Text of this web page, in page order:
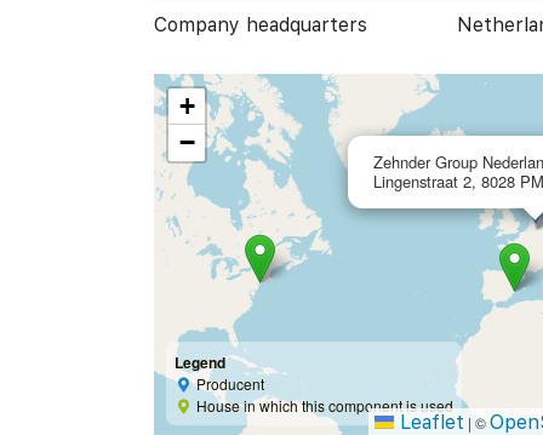
Company headquarters
Zehnder Group
Lingenstraat 2, 8028
+
−
Legend
Producent
House in which this component is used
Leaflet | ©